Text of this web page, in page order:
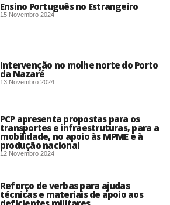
Ensino Português no Estrangeiro
15 Novembro 2024
Intervenção no molhe norte do Porto
da Nazaré
13 Novembro 2024
PCP apresenta propostas para os
transportes e infraestruturas, para a
mobilidade, no apoio às MPME e à
produção nacional
12 Novembro 2024
Reforço de verbas para ajudas
técnicas e materiais de apoio aos